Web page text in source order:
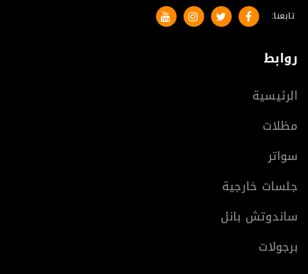
تابعنا:
روابط
الرئيسية
مظلات
سواتر
جلسات خارجية
ساندوتش بانل
برجولات